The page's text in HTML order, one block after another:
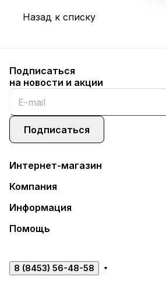
Назад к списку
Подписаться
на новости и акции
Подписаться
Интернет-магазин
Компания
Информация
Помощь
8 (8453) 56-48-58